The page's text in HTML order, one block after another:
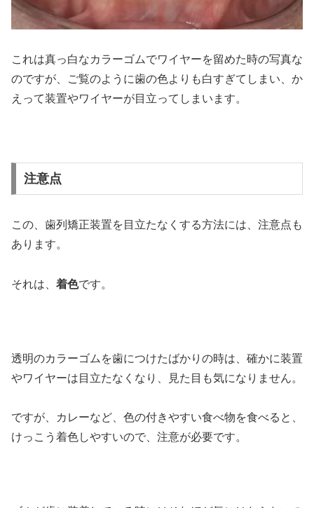
これは真っ白なカラーゴムでワイヤーを留めた時の写真な
のですが、ご覧のように歯の色よりも白すぎてしまい、か
えって装置やワイヤーが目立ってしまいます。
注意点
この、歯列矯正装置を目立たなくする方法には、注意点も
あります。
それは、 着色です。
透明のカラーゴムを歯につけたばかりの時は、確かに装置
やワイヤーは目立たなくなり、見た目も気になりません。
ですが、カレーなど、色の付きやすい食べ物を食べると、
けっこう着色しやすいので、注意が必要です。